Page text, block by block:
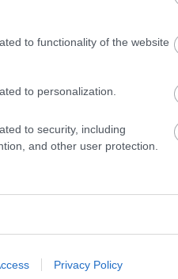
to functionality of the website
to personalization.
to security, including
and other user protection.
Privacy Policy
ig